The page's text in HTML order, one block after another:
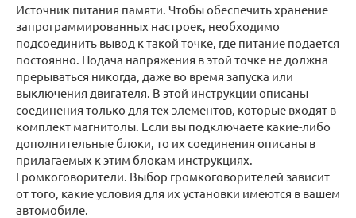
Источник питания памяти. Чтобы обеспечить хранение
запрограммированных настроек, необходимо
подсоединить вывод к такой точке, где питание подается
постоянно. Подача напряжения в этой точке не должна
прерываться никогда, даже во время запуска или
выключения двигателя. В этой инструкции описаны
соединения только для тех элементов, которые входят в
комплект магнитолы. Если вы подключаете какие-либо
дополнительные блоки, то их соединения описаны в
прилагаемых к этим блокам инструкциях.
Громкоговорители. Выбор громкоговорителей зависит
от того, какие условия для их установки имеются в вашем
автомобиле.